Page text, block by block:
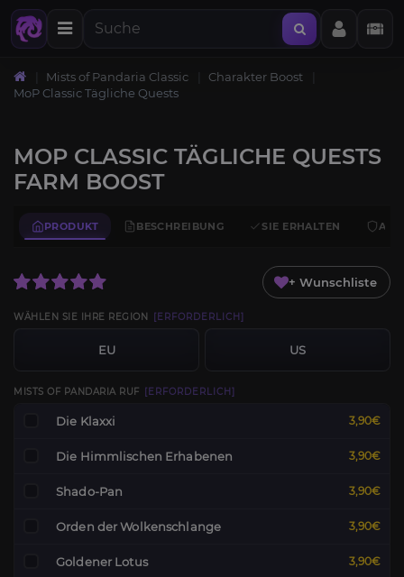
Mists of Pandaria Classic
Charakter Boost
MoP Classic Tägliche Quests
MOP CLASSIC TÄGLICHE QUESTS
FARM BOOST
PRODUKT BESCHREIBUNG SIE ERHALTEN
+ Wunschliste
WÄHLEN SIE IHRE REGION [ERFORDERLICH]
EU US
MISTS OF PANDARIA RUF [ERFORDERLICH]
Die Klaxxi 3,90€
Die Himmlischen Erhabenen 3,90€
Shado-Pan 3,90€
Orden der Wolkenschlange 3,90€
Goldener Lotus 3,90€